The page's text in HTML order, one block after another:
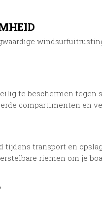
te beschermen tegen
compartimenten en
tijdens transport en
riemen om je